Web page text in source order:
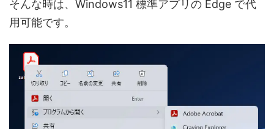
そんな時は、Windows11 標準アプリの Edge で代
用可能です。